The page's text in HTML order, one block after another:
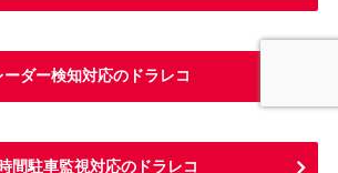
ーダー検知対応のドラレコ
間駐車監視対応のドラレコ